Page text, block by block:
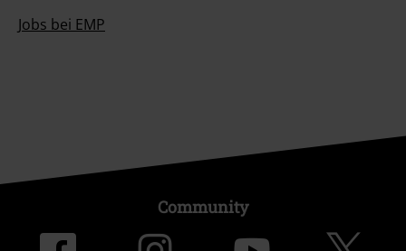
Jobs bei EMP
Community